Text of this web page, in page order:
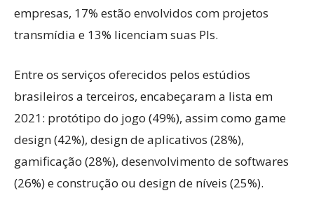
empresas, 17% estão envolvidos com projetos
transmídia e 13% licenciam suas PIs.
Entre os serviços oferecidos pelos estúdios
brasileiros a terceiros, encabeçaram a lista em
2021: protótipo do jogo (49%), assim como game
design (42%), design de aplicativos (28%),
gamificação (28%), desenvolvimento de softwares
(26%) e construção ou design de níveis (25%).